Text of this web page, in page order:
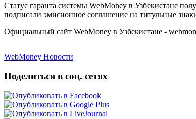
Статус гаранта системы WebMoney в Узбекистане
подписали эмисионное соглашение на титульные
Официальный сайт WebMoney в Узбекистане -
WebMoney Новости
Поделиться в соц. сетях